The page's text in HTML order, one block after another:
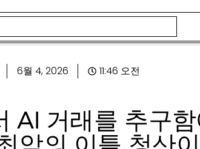
6월 4, 2026 11:46 오전
AI 거래를 추구